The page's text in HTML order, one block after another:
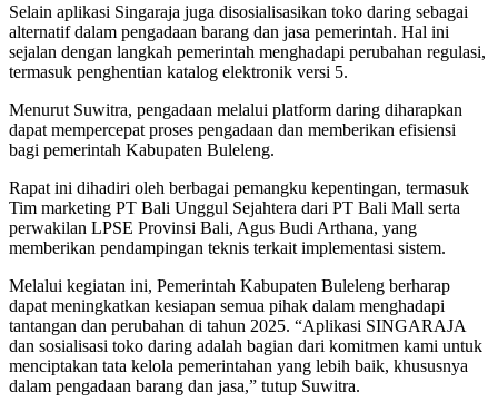
Selain aplikasi Singaraja juga disosialisasikan toko daring sebagai
alternatif dalam pengadaan barang dan jasa pemerintah. Hal ini
sejalan dengan langkah pemerintah menghadapi perubahan regulasi,
termasuk penghentian katalog elektronik versi 5.
Menurut Suwitra, pengadaan melalui platform daring diharapkan
dapat mempercepat proses pengadaan dan memberikan efisiensi
bagi pemerintah Kabupaten Buleleng.
Rapat ini dihadiri oleh berbagai pemangku kepentingan, termasuk
Tim marketing PT Bali Unggul Sejahtera dari PT Bali Mall serta
perwakilan LPSE Provinsi Bali, Agus Budi Arthana, yang
memberikan pendampingan teknis terkait implementasi sistem.
Melalui kegiatan ini, Pemerintah Kabupaten Buleleng berharap
dapat meningkatkan kesiapan semua pihak dalam menghadapi
tantangan dan perubahan di tahun 2025. “Aplikasi SINGARAJA
dan sosialisasi toko daring adalah bagian dari komitmen kami untuk
menciptakan tata kelola pemerintahan yang lebih baik, khususnya
dalam pengadaan barang dan jasa,” tutup Suwitra.